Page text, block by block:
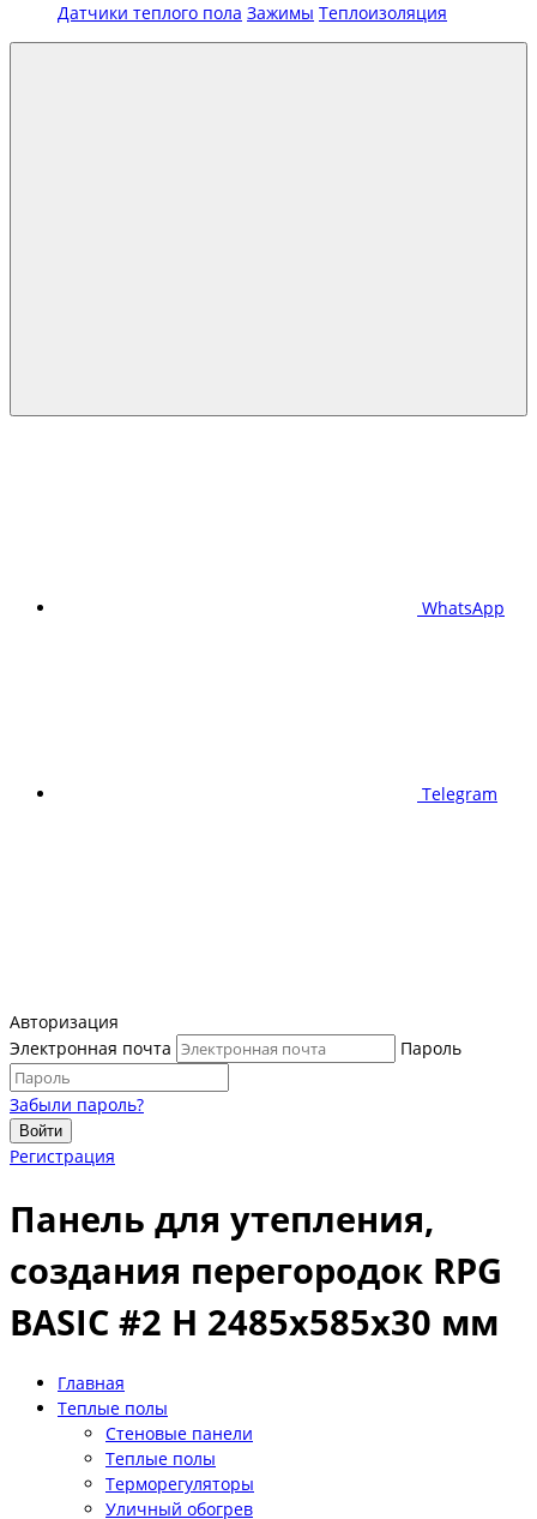
Датчики теплого пола Зажимы Теплоизоляция
WhatsApp
Telegram
Авторизация
Электронная почта
Пароль
Забыли пароль?
Войти
Регистрация
Панель для утепления,
создания перегородок RPG
BASIC #2 H 2485х585х30 мм
Главная
Теплые полы
Стеновые панели
Теплые полы
Терморегуляторы
Уличный обогрев